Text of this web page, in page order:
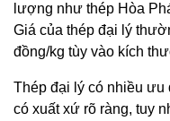
lượng như thép Hòa
Giá của thép đại lý
đồng/kg tùy vào kích
Thép đại lý có nhiều
có xuất xứ rõ ràng, tuy